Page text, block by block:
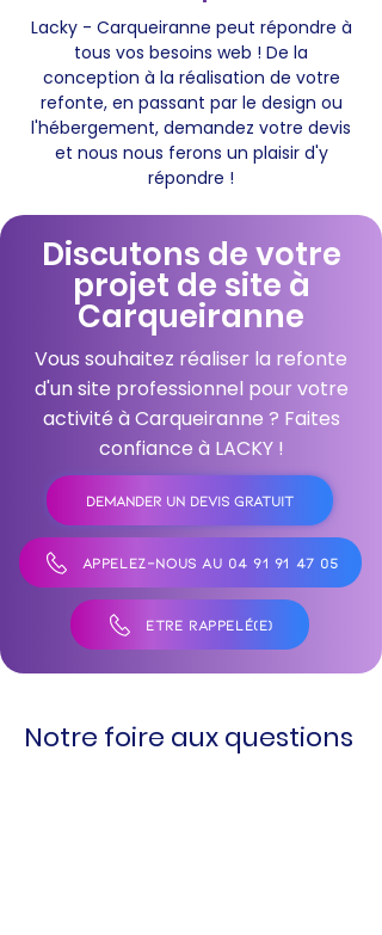
Lacky - Carqueiranne peut répondre à
tous vos besoins web ! De la
conception à la réalisation de votre
refonte, en passant par le design ou
l'hébergement, demandez votre devis
et nous nous ferons un plaisir d'y
répondre !
Discutons de votre
projet de site à
Carqueiranne
Vous souhaitez réaliser la refonte
d'un site professionnel pour votre
activité à Carqueiranne ? Faites
confiance à LACKY !
DEMANDER UN DEVIS GRATUIT
APPELEZ-NOUS AU 04 91 91 47 05
ÊTRE RAPPELÉ(E)
Notre foire aux questions